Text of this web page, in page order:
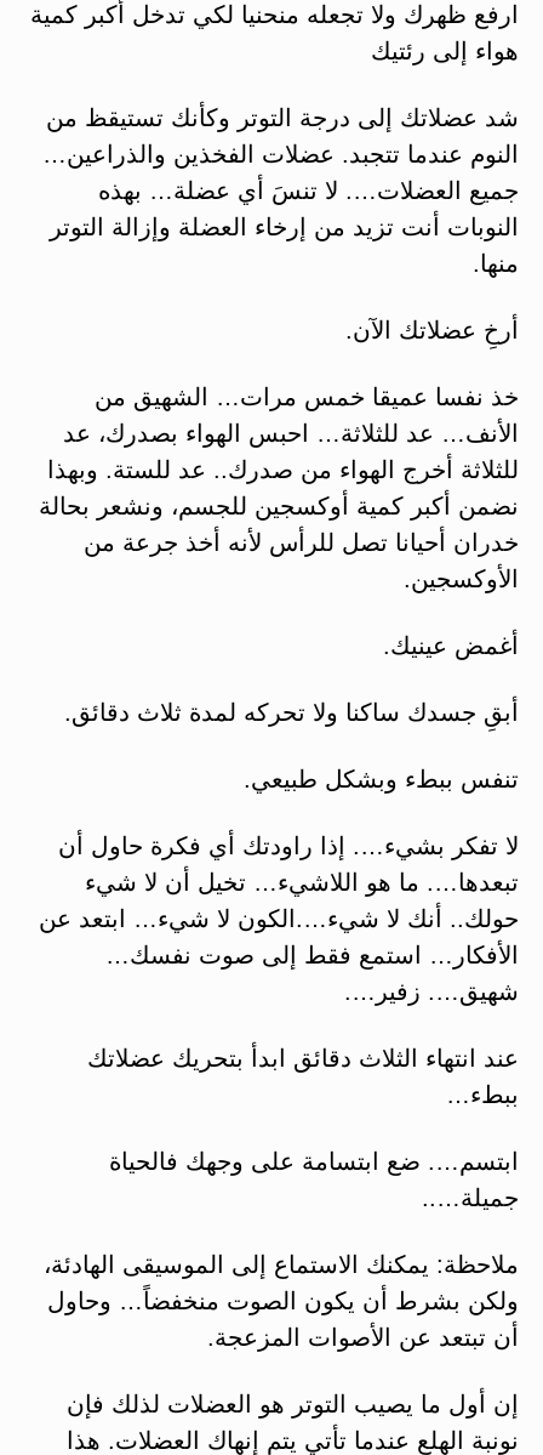
ارفع ظهرك ولا تجعله منحنيا لكي تدخل أكبر كمية
هواء إلى رئتيك
شد عضلاتك إلى درجة التوتر وكأنك تستيقظ من
النوم عندما تتجبد. عضلات الفخذين والذراعين…
جميع العضلات…. لا تنسَ أي عضلة… بهذه
النوبات أنت تزيد من إرخاء العضلة وإزالة التوتر
منها.
أرخِ عضلاتك الآن.
خذ نفسا عميقا خمس مرات… الشهيق من
الأنف… عد للثلاثة… احبس الهواء بصدرك، عد
للثلاثة أخرج الهواء من صدرك.. عد للستة. وبهذا
نضمن أكبر كمية أوكسجين للجسم، ونشعر بحالة
خدران أحيانا تصل للرأس لأنه أخذ جرعة من
الأوكسجين.
أغمض عينيك.
أبقِ جسدك ساكنا ولا تحركه لمدة ثلاث دقائق.
تنفس ببطء وبشكل طبيعي.
لا تفكر بشيء…. إذا راودتك أي فكرة حاول أن
تبعدها…. ما هو اللاشيء… تخيل أن لا شيء
حولك.. أنك لا شيء….الكون لا شيء… ابتعد عن
الأفكار… استمع فقط إلى صوت نفسك…
شهيق…. زفير….
عند انتهاء الثلاث دقائق ابدأ بتحريك عضلاتك
ببطء…
ابتسم…. ضع ابتسامة على وجهك فالحياة
جميلة…..
ملاحظة: يمكنك الاستماع إلى الموسيقى الهادئة،
ولكن بشرط أن يكون الصوت منخفضاً… وحاول
أن تبتعد عن الأصوات المزعجة.
إن أول ما يصيب التوتر هو العضلات لذلك فإن
نونبة الهلع عندما تأتي يتم إنهاك العضلات. هذا